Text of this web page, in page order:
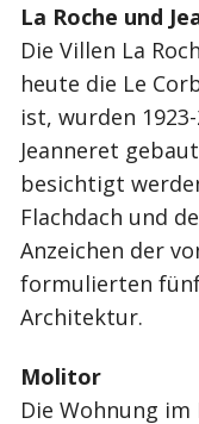
La Roche und
Die Villen La
heute die Le
ist, wurden
Jeanneret
besichtigt
Flachdach und
Anzeichen der
formulierten
Architektur.
Molitor
Die Wohnung